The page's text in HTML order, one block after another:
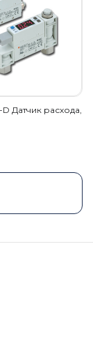
D Датчик расхода,